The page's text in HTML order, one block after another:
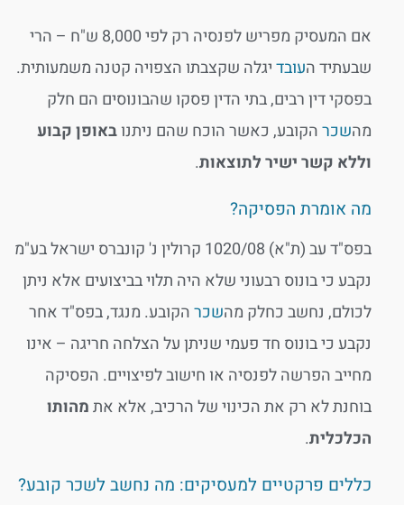
אם המעסיק מפריש לפנסיה רק לפי 8,000 ש"ח – הרי
שבעתיד העובדיגלה שקצבתו הצפויה קטנה משמעותית.
בפסקי דין רבים, בתי הדין פסקו שהבונוסים הם חלק
מהשכרהקובע, כאשר הוכח שהם ניתנובאופן קבוע
וללא קשר ישיר לתוצאות.
מה אומרת הפסיקה?
בפס"ד עב (ת"א) 1020/08 קרולין נ' קונברס ישראל בע"מ
נקבע כי בונוס רבעוני שלא היה תלוי בביצועים אלא ניתן
לכולם, נחשב כחלק מהשכרהקובע. מנגד, בפס"ד אחר
נקבע כי בונוס חד פעמי שניתן על הצלחה חריגה – אינו
מחייב הפרשה לפנסיה או חישוב לפיצויים. הפסיקה
בוחנת לא רק את הכינוי של הרכיב, אלא אתמהותו
הכלכלית.
כללים פרקטיים למעסיקים: מה נחשב לשכר קובע?